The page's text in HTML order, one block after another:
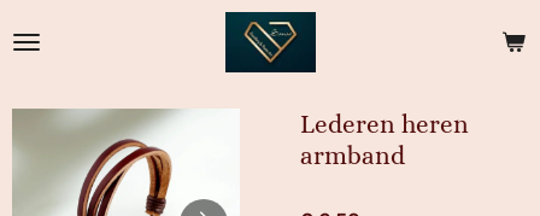
direct
hoofdinhoud
Lederen heren
armband